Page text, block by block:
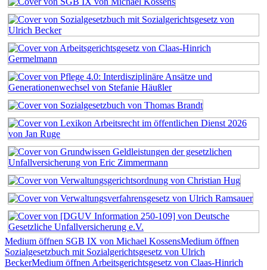
Medium öffnen SGB IX von Michael KossensMedium öffnen
Sozialgesetzbuch mit Sozialgerichtsgesetz von Ulrich
BeckerMedium öffnen Arbeitsgerichtsgesetz von Claas-Hinrich